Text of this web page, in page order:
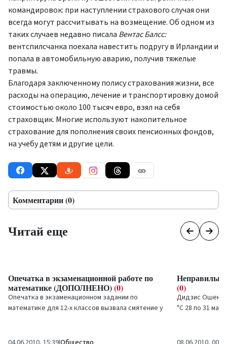
командировок: при наступлении страхового случая они
всегда могут рассчитывать на возмещение. Об одном из
таких случаев недавно писала Вентас Балсс:
вентспилсчанка поехала навестить подругу в Ирландии и
попала в автомобильную аварию, получив тяжелые
травмы.
Благодаря заключенному полису страхования жизни, все
расходы на операцию, лечение и транспортировку домой
стоимостью около 100 тысяч евро, взял на себя
страховщик. Многие используют накопительное
страхование для пополнения своих пенсионных фондов,
на учебу детям и другие цели.
Комментарии (0)
Читай еще
Опечатка в экзаменационной работе по
математике (ДОПОЛНЕНО)(0)
Опечатка в экзаменационном задании по
математике для 12-х классов вызвала смятение у
(0)
Дидзис
"С 28 по 31 мая